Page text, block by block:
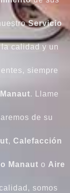
Servicio
calidad y un
siempre
Manaut. Llame
de su
, Calefacción
Manaut o Aire
somos